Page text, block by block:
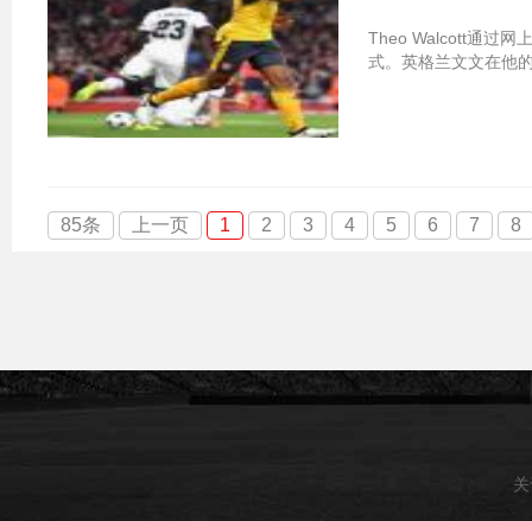
Theo Walcott通过网
式。英格兰文文在他
85条 上一页 1 2 3 4 5 6 7 8